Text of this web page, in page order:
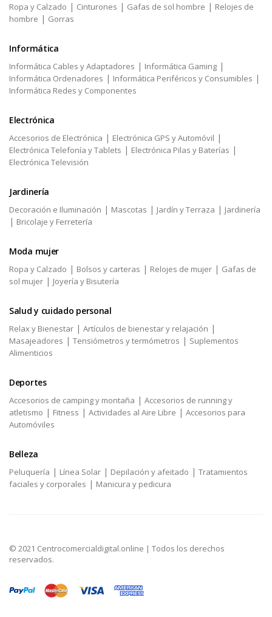
Ropa y Calzado | Cinturones | Gafas de sol hombre | Relojes de
hombre | Gorras
Informática
Informática Cables y Adaptadores | Informática Gaming |
Informática Ordenadores | Informática Periféricos y Consumibles |
Informática Redes y Componentes
Electrónica
Accesorios de Electrónica | Electrónica GPS y Automóvil |
Electrónica Telefonía y Tablets | Electrónica Pilas y Baterías |
Electrónica Televisión
Jardinería
Decoración e Iluminación | Mascotas | Jardín y Terraza | Jardinería
| Bricolaje y Ferretería
Moda mujer
Ropa y Calzado | Bolsos y carteras | Relojes de mujer | Gafas de
sol mujer | Joyería y Bisutería
Salud y cuidado personal
Relax y Bienestar | Artículos de bienestar y relajación |
Masajeadores | Tensiómetros y termómetros | Suplementos
Alimenticios
Deportes
Accesorios de camping y montaña | Accesorios de running y
atletismo | Fitness | Actividades al Aire Libre | Accesorios para
Automóviles
Belleza
Peluquería | Línea Solar | Depilación y afeitado | Tratamientos
faciales y corporales | Manicura y pedicura
© 2021 Centrocomercialdigital.online | Todos los derechos
reservados.